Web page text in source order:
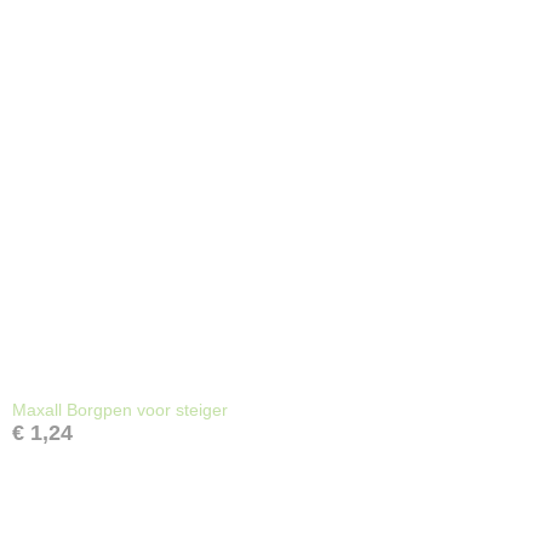
Maxall Borgpen voor steiger
€ 1,24